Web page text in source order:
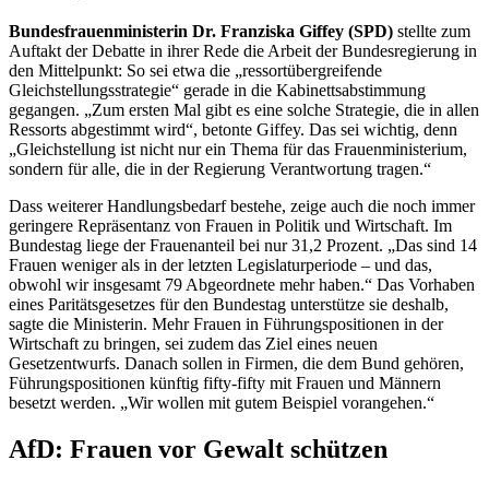
Bundesfrauenministerin Dr. Franziska Giffey (SPD) stellte zum
Auftakt der Debatte in ihrer Rede die Arbeit der Bundesregierung in
den Mittelpunkt: So sei etwa die „ressortübergreifende
Gleichstellungsstrategie“ gerade in die Kabinettsabstimmung
gegangen. „Zum ersten Mal gibt es eine solche Strategie, die in allen
Ressorts abgestimmt wird“, betonte Giffey. Das sei wichtig, denn
„Gleichstellung ist nicht nur ein Thema für das Frauenministerium,
sondern für alle, die in der Regierung Verantwortung tragen.“
Dass weiterer Handlungsbedarf bestehe, zeige auch die noch immer
geringere Repräsentanz von Frauen in Politik und Wirtschaft. Im
Bundestag liege der Frauenanteil bei nur 31,2 Prozent. „Das sind 14
Frauen weniger als in der letzten Legislaturperiode – und das,
obwohl wir insgesamt 79 Abgeordnete mehr haben.“ Das Vorhaben
eines Paritätsgesetzes für den Bundestag unterstütze sie deshalb,
sagte die Ministerin. Mehr Frauen in Führungspositionen in der
Wirtschaft zu bringen, sei zudem das Ziel eines neuen
Gesetzentwurfs. Danach sollen in Firmen, die dem Bund gehören,
Führungspositionen künftig fifty-fifty mit Frauen und Männern
besetzt werden. „Wir wollen mit gutem Beispiel vorangehen.“
AfD: Frauen vor Gewalt schützen